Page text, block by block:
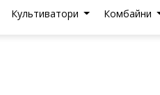
Культиватори Комбайни